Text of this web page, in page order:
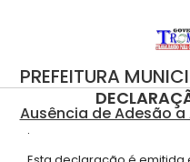
PREFEITURA
Ausência de Adesão
.